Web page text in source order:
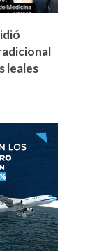
leales